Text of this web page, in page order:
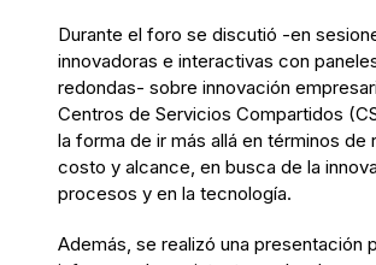
Durante el foro se discutió -en
innovadoras e interactivas con
redondas- sobre innovación
Centros de Servicios Compartidos
la forma de ir más allá en términos de
costo y alcance, en busca de la
procesos y en la tecnología.
Además, se realizó una presentación